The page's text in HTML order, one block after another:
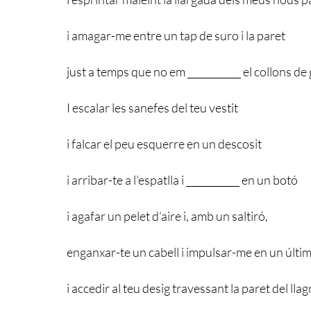
i amagar-me entre un tap de suro i la paret
just a temps que no em ___________ el collons
I escalar les sanefes del teu vestit
i falcar el peu esquerre en un descosit
i arribar-te a l’espatlla i ___________ en un botó
i agafar un pelet d’aire i, amb un saltiró,
enganxar-te un cabell i impulsar-me en un
i accedir al teu desig travessant la paret del